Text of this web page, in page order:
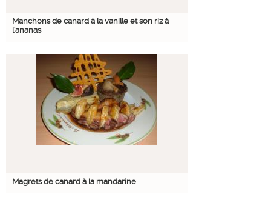
Manchons de canard à la vanille et son riz à
l'ananas
Magrets de canard à la mandarine